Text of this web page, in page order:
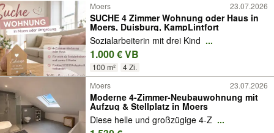
Moers
23.07.2026
SUCHE 4 Zimmer Wohnung oder Haus in
Moers, Duisburg, KampLintfort
Sozialarbeiterin mit drei Kind ...
1.000 € VB
100 m² 4 Zi.
Moers 23.07.2026
Moderne 4-Zimmer-Neubauwohnung mit
Aufzug & Stellplatz in Moers
Diese helle und großzügige 4-Z ...